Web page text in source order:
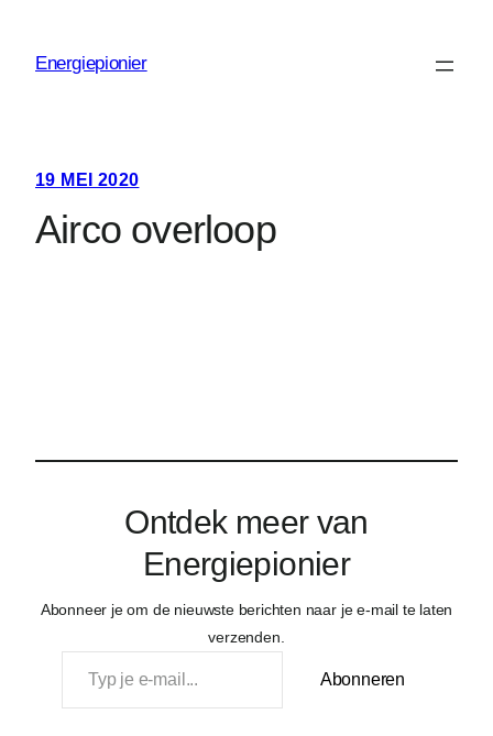
Energiepionier
19 MEI 2020
Airco overloop
Ontdek meer van
Energiepionier
Abonneer je om de nieuwste berichten naar je e-mail te laten
verzenden.
Typ je e-mail…
Abonneren